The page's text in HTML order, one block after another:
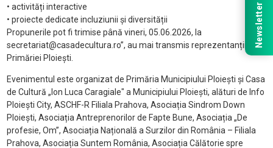
• activități interactive
• proiecte dedicate incluziunii și diversității
Propunerile pot fi trimise până vineri, 05.06.2026, la
secretariat@casadecultura.ro”, au mai transmis reprezentanții
Primăriei Ploiești.
Evenimentul este organizat de Primăria Municipiului Ploiești și Casa
de Cultură „Ion Luca Caragiale" a Municipiului Ploiești, alături de Info
Ploiești City, ASCHF-R Filiala Prahova, Asociația Sindrom Down
Ploiești, Asociația Antreprenorilor de Fapte Bune, Asociația „De
profesie, Om”, Asociația Națională a Surzilor din România – Filiala
Prahova, Asociația Suntem România, Asociația Călătorie spre
Newsletter